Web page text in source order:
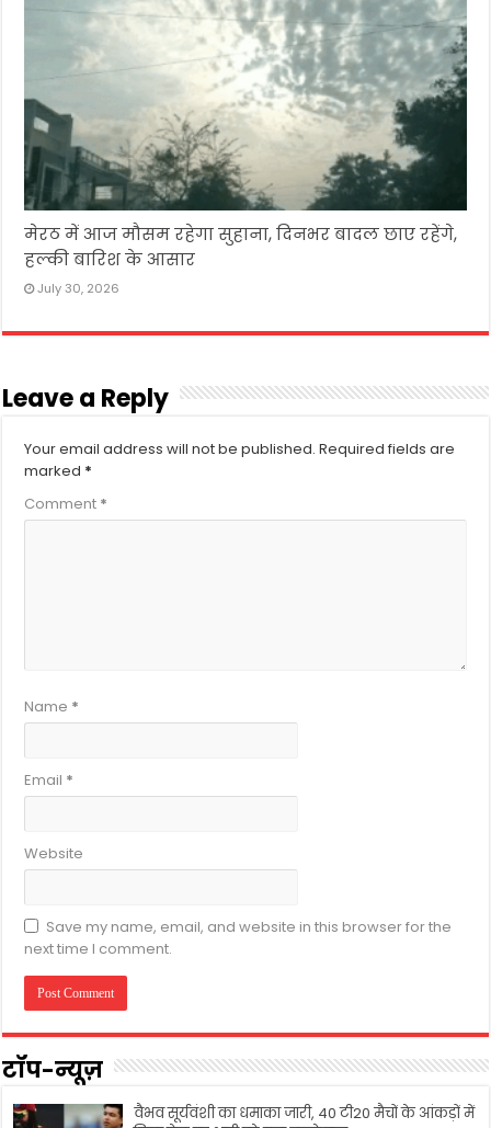
मेरठ में आज मौसम रहेगा सुहाना, दिनभर बादल छाए रहेंगे,
हल्की बारिश के आसार
July 30, 2026
Leave a Reply
Your email address will not be published. Required fields are
marked *
Comment *
Name *
Email *
Website
Save my name, email, and website in this browser for the
next time I comment.
टॉप-न्यूज़
वैभव सूर्यवंशी का धमाका जारी, 40 टी20 मैचों के आंकड़ों में